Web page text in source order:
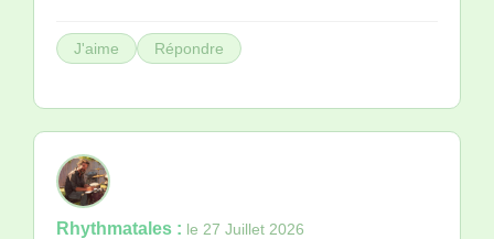
J'aime Répondre
Rhythmatales : le 27 Juillet 2026